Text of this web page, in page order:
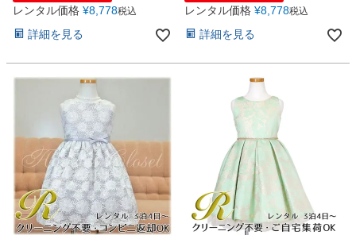
レンタル価格 ¥8,778税込
詳細を見る
レンタル価格 ¥8,778税込
詳細を見る